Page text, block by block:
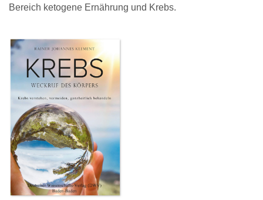
Bereich ketogene Ernährung und Krebs.